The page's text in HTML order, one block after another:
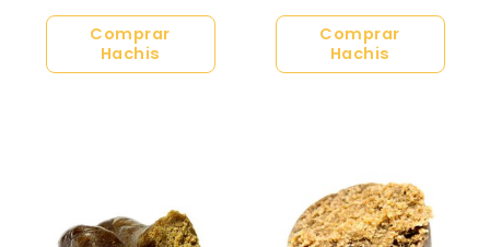
Comprar
Hachis
Comprar
Hachis